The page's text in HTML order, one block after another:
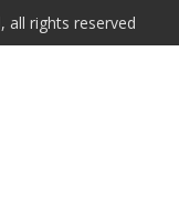
all rights reserved